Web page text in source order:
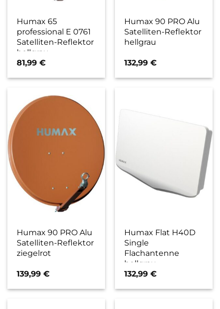
Humax 65
professional E 0761
Satelliten-Reflektor
hellgrau
81,99€
Humax 90 PRO Alu
Satelliten-Reflektor
hellgrau
132,99€
Humax 90 PRO Alu
Satelliten-Reflektor
ziegelrot
139,99€
Humax Flat H40D
Single
Flachantenne
hellgrau
132,99€